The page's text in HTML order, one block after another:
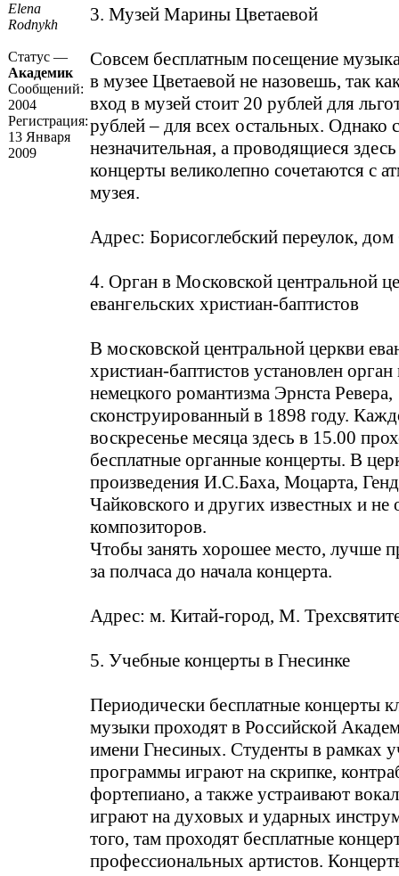
Elena
Rodnykh
Статус —
Академик
Сообщений:
2004
Регистрация:
13 Января
2009
3. Музей Марины Цветаевой
Совсем бесплатным посещение
в музее Цветаевой не назовешь, так
вход в музей стоит 20 рублей для
рублей – для всех остальных. Однако
незначительная, а проводящиеся
концерты великолепно сочетаются с
музея.
Адрес: Борисоглебский переулок, дом
4. Орган в Московской центральной
евангельских христиан-баптистов
В московской центральной церкви
христиан-баптистов установлен орган
немецкого романтизма Эрнста Ревера,
сконструированный в 1898 году.
воскресенье месяца здесь в 15.00
бесплатные органные концерты. В
произведения И.С.Баха, Моцарта,
Чайковского и других известных и не
композиторов.
Чтобы занять хорошее место, лучше
за полчаса до начала концерта.
Адрес: м. Китай-город, М.
5. Учебные концерты в Гнесинке
Периодически бесплатные концерты
музыки проходят в Российской
имени Гнесиных. Студенты в рамках
программы играют на скрипке,
фортепиано, а также устраивают
играют на духовых и ударных
того, там проходят бесплатные
профессиональных артистов.